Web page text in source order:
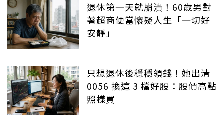
退休第一天就崩潰！60歲男對
著超商便當懷疑人生「一切好
安靜」
只想退休後穩穩領錢！她出清
0056 換這 3 檔好股：股價高點
照樣買